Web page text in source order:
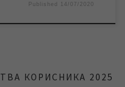
Published 14/07/2020
КОРИСНИКА 2025